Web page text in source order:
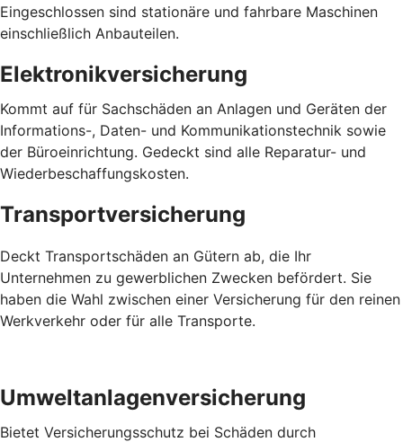
Eingeschlossen sind stationäre und fahrbare Maschinen
einschließlich Anbauteilen.
Elektronikversicherung
Kommt auf für Sachschäden an Anlagen und Geräten der
Informations-, Daten- und Kommunikationstechnik sowie
der Büroeinrichtung. Gedeckt sind alle Reparatur- und
Wiederbeschaffungskosten.
Transportversicherung
Deckt Transportschäden an Gütern ab, die Ihr
Unternehmen zu gewerblichen Zwecken befördert. Sie
haben die Wahl zwischen einer Versicherung für den reinen
Werkverkehr oder für alle Transporte.
Umweltanlagenversicherung
Bietet Versicherungsschutz bei Schäden durch